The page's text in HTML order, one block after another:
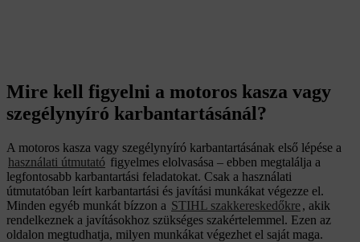
Mire kell figyelni a motoros kasza vagy
szegélynyíró karbantartásánál?
A motoros kasza vagy szegélynyíró karbantartásának első lépése a
használati útmutató figyelmes elolvasása – ebben megtalálja a
legfontosabb karbantartási feladatokat. Csak a használati
útmutatóban leírt karbantartási és javítási munkákat végezze el.
Minden egyéb munkát bízzon a STIHL szakkereskedőkre, akik
rendelkeznek a javításokhoz szükséges szakértelemmel. Ezen az
oldalon megtudhatja, milyen munkákat végezhet el saját maga.